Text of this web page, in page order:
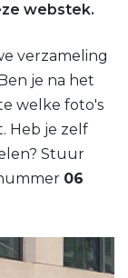
webstek.
verzameling
je na het
welke foto's
Heb je zelf
Stuur
06